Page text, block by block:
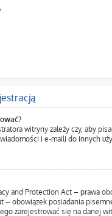
witryny zależy czy, aby
wiadomości i e-maili do innych
and Protection Act – prawa
– obowiązek posiadania
zarejestrować się na danej